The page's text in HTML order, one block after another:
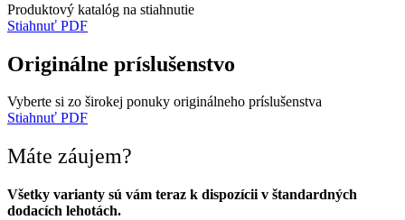
Produktový katalóg na stiahnutie
Stiahnuť PDF
Originálne príslušenstvo
Vyberte si zo širokej ponuky originálneho príslušenstva
Stiahnuť PDF
Máte záujem?
Všetky varianty sú vám teraz k dispozícii v štandardných
dodacích lehotách.